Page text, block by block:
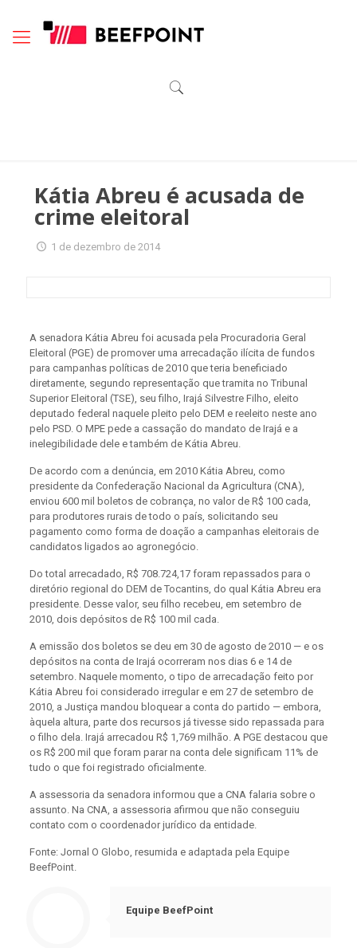
Kátia Abreu é acusada de
crime eleitoral
1 de dezembro de 2014
A senadora Kátia Abreu foi acusada pela Procuradoria Geral
Eleitoral (PGE) de promover uma arrecadação ilícita de fundos
para campanhas políticas de 2010 que teria beneficiado
diretamente, segundo representação que tramita no Tribunal
Superior Eleitoral (TSE), seu filho, Irajá Silvestre Filho, eleito
deputado federal naquele pleito pelo DEM e reeleito neste ano
pelo PSD. O MPE pede a cassação do mandato de Irajá e a
inelegibilidade dele e também de Kátia Abreu.
De acordo com a denúncia, em 2010 Kátia Abreu, como
presidente da Confederação Nacional da Agricultura (CNA),
enviou 600 mil boletos de cobrança, no valor de R$ 100 cada,
para produtores rurais de todo o país, solicitando seu
pagamento como forma de doação a campanhas eleitorais de
candidatos ligados ao agronegócio.
Do total arrecadado, R$ 708.724,17 foram repassados para o
diretório regional do DEM de Tocantins, do qual Kátia Abreu era
presidente. Desse valor, seu filho recebeu, em setembro de
2010, dois depósitos de R$ 100 mil cada.
A emissão dos boletos se deu em 30 de agosto de 2010 — e os
depósitos na conta de Irajá ocorreram nos dias 6 e 14 de
setembro. Naquele momento, o tipo de arrecadação feito por
Kátia Abreu foi considerado irregular e em 27 de setembro de
2010, a Justiça mandou bloquear a conta do partido — embora,
àquela altura, parte dos recursos já tivesse sido repassada para
o filho dela. Irajá arrecadou R$ 1,769 milhão. A PGE destacou que
os R$ 200 mil que foram parar na conta dele significam 11% de
tudo o que foi registrado oficialmente.
A assessoria da senadora informou que a CNA falaria sobre o
assunto. Na CNA, a assessoria afirmou que não conseguiu
contato com o coordenador jurídico da entidade.
Fonte: Jornal O Globo, resumida e adaptada pela Equipe
BeefPoint.
Equipe BeefPoint